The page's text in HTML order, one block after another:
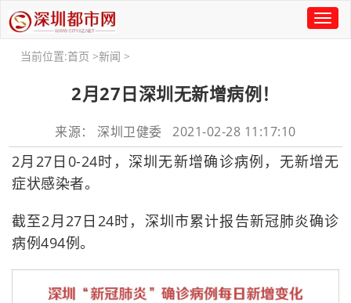
Toggle
当前位置:首页 >新闻 >
2月27日深圳无新增病例！
来源： 深圳卫健委 2021-02-28 11:17:10
2月27日0-24时，深圳无新增确诊病例，无新增无
症状感染者。
截至2月27日24时，深圳市累计报告新冠肺炎确诊
病例494例。